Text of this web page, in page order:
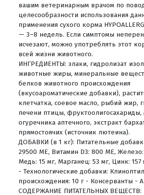
вашим ветеринарным врачом по
целесообразности использования
применения сухого корма
— 3–8 недель. Если симптомы
исчезают, можно употреблять этот
всей жизни животного.
ИНГРЕДИЕНТЫ: злаки, гидролизат
животные жиры, минеральные
белков животного происхождения
(вкусоароматические добавки),
клетчатка, соевое масло, рыбий жир,
печени птицы, фруктоолигосахариды,
огуречника аптечного, экстракт
прямостоячих (источник лютеина).
ДОБАВКИ (в 1 кг): Питательные
29500 ME, Витамин D3: 800 ME,
Медь: 15 мг, Марганец: 53 мг, Цинк: 157
- Технологические добавки:
происхождения: 10 г - Консерванты -
СОДЕРЖАНИЕ ПИТАТЕЛЬНЫХ ВЕЩЕСТВ: